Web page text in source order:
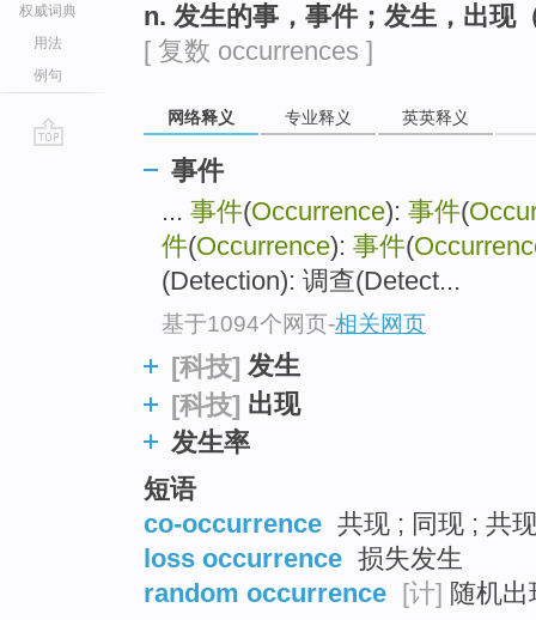
权威词典
用法
例句
n. 发生的事，事件；发生，出现
[ 复数 occurrences ]
网络释义 专业释义 英英释义
事件
... 事件(Occurrence): 事件(
件(Occurrence): 事件(
(Detection): 调查(Detect...
基于1094个网页-相关网页
[科技] 发生
[科技] 出现
发生率
短语
co-occurrence 共现 ; 同现 ; 共
loss occurrence 损失发生
random occurrence [计] 随机